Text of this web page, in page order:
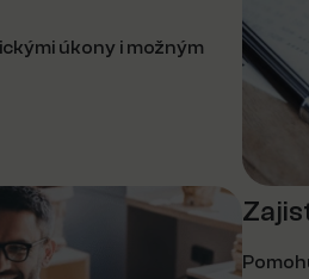
úkony i možným